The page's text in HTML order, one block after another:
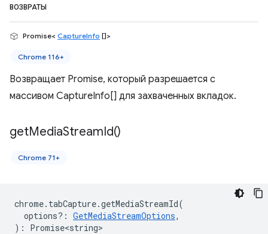
ВОЗВРАТЫ
Promise< CaptureInfo []>
Chrome 116+
Возвращает Promise, который разрешается с
массивом CaptureInfo[] для захваченных вкладок.
getMediaStreamId()
Chrome 71+
chrome. tabCapture.getMediaStreamId(
options? : GetMediaStreamOptions,
) : Promise<string>